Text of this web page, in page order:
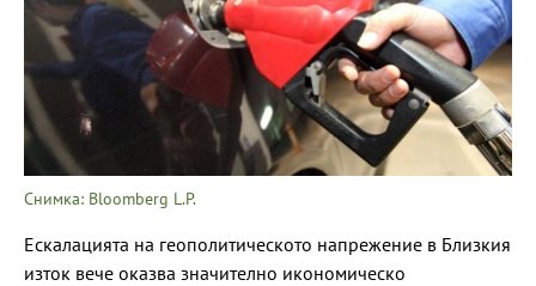
Снимка: Bloomberg L.P.
Ескалацията на геополитическото напрежение в Близкия
изток вече оказва значително икономическо